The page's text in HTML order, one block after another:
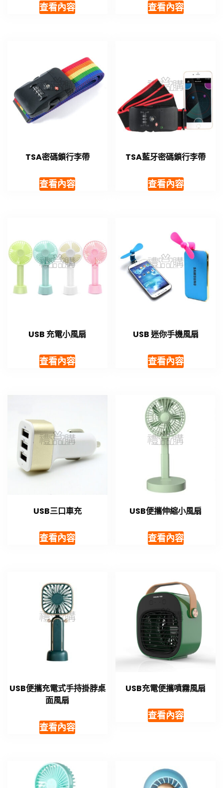
查看內容 查看內容
TSA密碼鎖行李帶
查看內容
TSA藍牙密碼鎖行李帶
查看內容
USB 充電小風扇
查看內容
USB 迷你手機風扇
查看內容
USB三口車充
查看內容
USB便攜伸縮小風扇
查看內容
USB便攜充電式手持掛脖桌
面風扇
查看內容
USB充電便攜噴霧風扇
查看內容